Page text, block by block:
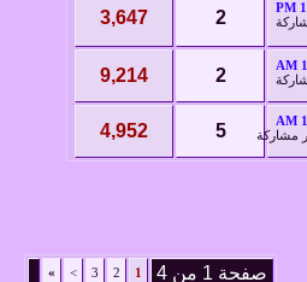
2
3,647
2
9,214
5
4,952
صفحة 1 من 4 1
2
3
>
»